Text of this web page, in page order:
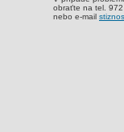
obraťte na tel.
nebo e-mail